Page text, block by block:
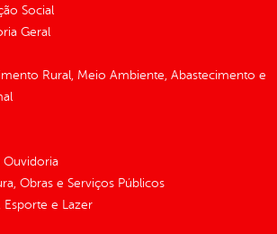
Social
Geral
Rural, Meio Ambiente, Abastecimento e
Obras e Serviços Públicos
Esporte e Lazer